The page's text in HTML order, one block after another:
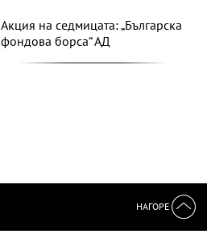
Акция на седмицата: „Българска
фондова борса“ АД
НАГОРЕ